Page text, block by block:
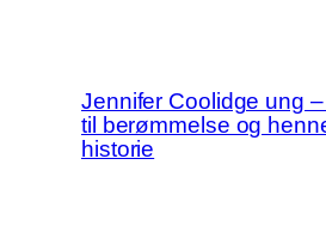
Jennifer Coolidge ung
til berømmelse og
historie